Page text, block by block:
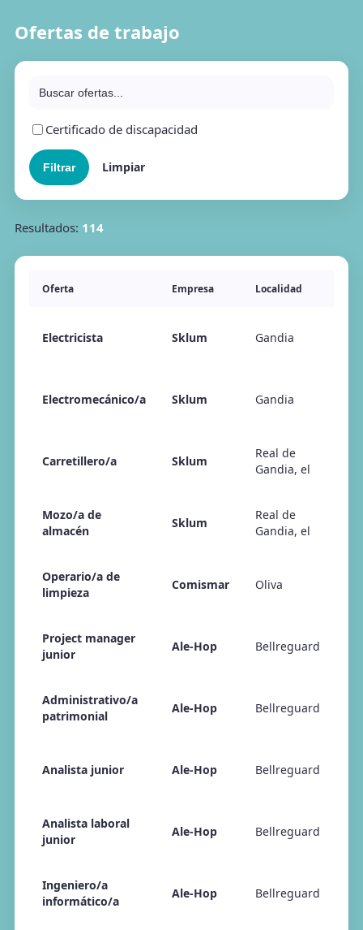
Ofertas de trabajo
Certificado de discapacidad
Limpiar
Resultados: 114
Oferta Empresa Localidad
Electricista Sklum Gandia
Electromecánico/a Sklum Gandia
Carretillero/a Sklum
Real de
Gandia, el
Mozo/a de
almacén
Sklum
Real de
Gandia, el
Operario/a de
limpieza
Comismar Oliva
Project manager
junior
Ale-Hop Bellreguard
Administrativo/a
patrimonial
Ale-Hop Bellreguard
Analista junior Ale-Hop Bellreguard
Analista laboral
junior
Ale-Hop Bellreguard
Ingeniero/a
informático/a
Ale-Hop Bellreguard